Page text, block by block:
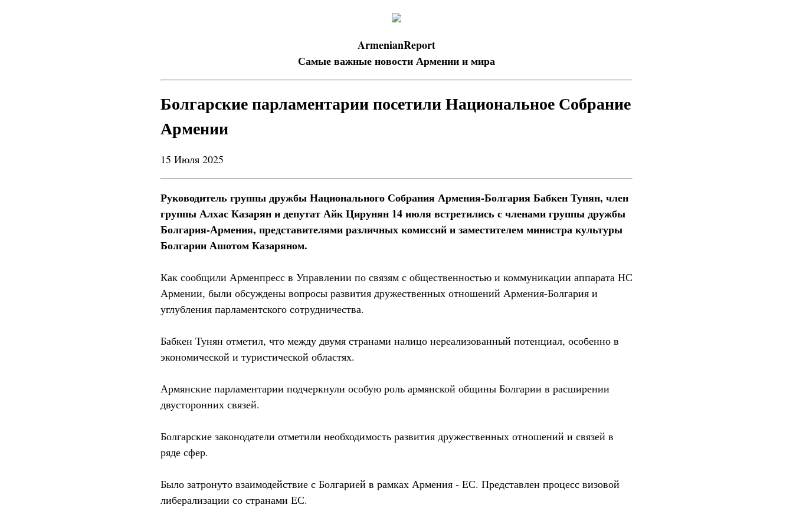
ArmenianReport
Самые важные новости Армении и мира
Болгарские парламентарии посетили Национальное Собрание
Армении
15 Июля 2025
Руководитель группы дружбы Национального Собрания Армения-Болгария Бабкен Тунян, член
группы Алхас Казарян и депутат Айк Цирунян 14 июля встретились с членами группы дружбы
Болгария-Армения, представителями различных комиссий и заместителем министра культуры
Болгарии Ашотом Казаряном.
Как сообщили Арменпресс в Управлении по связям с общественностью и коммуникации аппарата НС
Армении, были обсуждены вопросы развития дружественных отношений Армения-Болгария и
углубления парламентского сотрудничества.
Бабкен Тунян отметил, что между двумя странами налицо нереализованный потенциал, особенно в
экономической и туристической областях.
Армянские парламентарии подчеркнули особую роль армянской общины Болгарии в расширении
двусторонних связей.
Болгарские законодатели отметили необходимость развития дружественных отношений и связей в
ряде сфер.
Было затронуто взаимодействие с Болгарией в рамках Армения - ЕС. Представлен процесс визовой
либерализации со странами ЕС.